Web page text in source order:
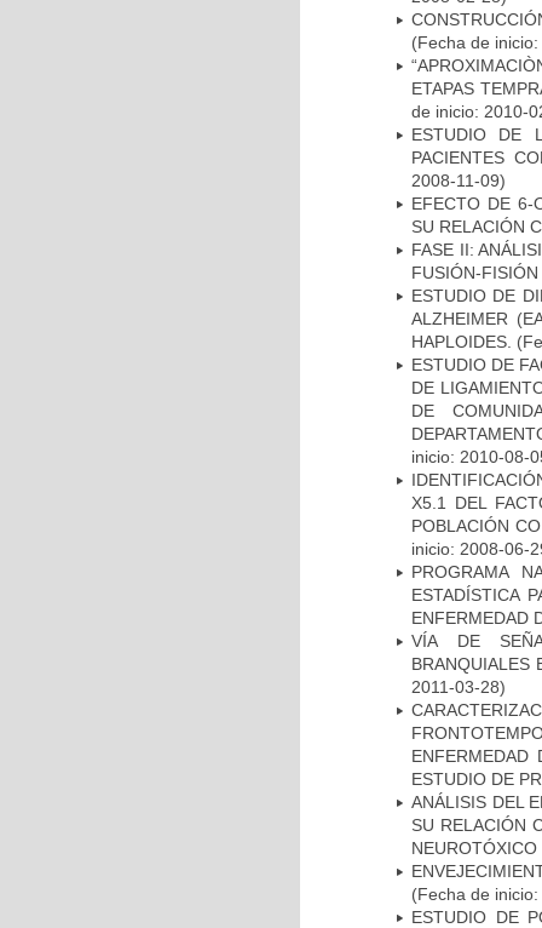
(Fecha de
ETAPAS
de inicio: 2010-
ESTUDIO DE
PACIENTES
2008-11-09)
EFECTO DE 6-
SU RELACIÓN
FASE II:
FUSIÓN-
ESTUDIO DE
ALZHEIMER
HAPLOIDES.
ESTUDIO DE
DE
DE
inicio: 2010-08-
X5.1 DEL
POBLACIÓN
inicio: 2008-06-
PROGRAMA
ESTADÍSTICA
ENFERMEDAD
VÍA DE
BRANQUIALES
2011-03-28)
ENFERMEDAD
ESTUDIO DE
ANÁLISIS DEL
SU RELACIÓN
NEUROTÓXICO
(Fecha de
ESTUDIO DE